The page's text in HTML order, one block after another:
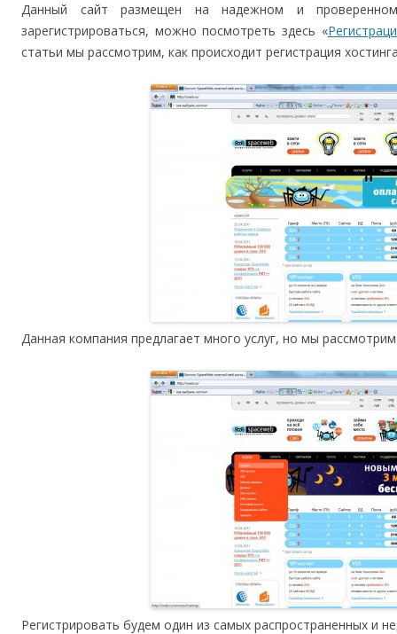
Данный сайт размещен на надежном и
зарегистрироваться, можно посмотреть здесь «
статьи мы рассмотрим, как происходит регистрация
Данная компания предлагает много услуг, но мы
Регистрировать будем один из самых распространенных и